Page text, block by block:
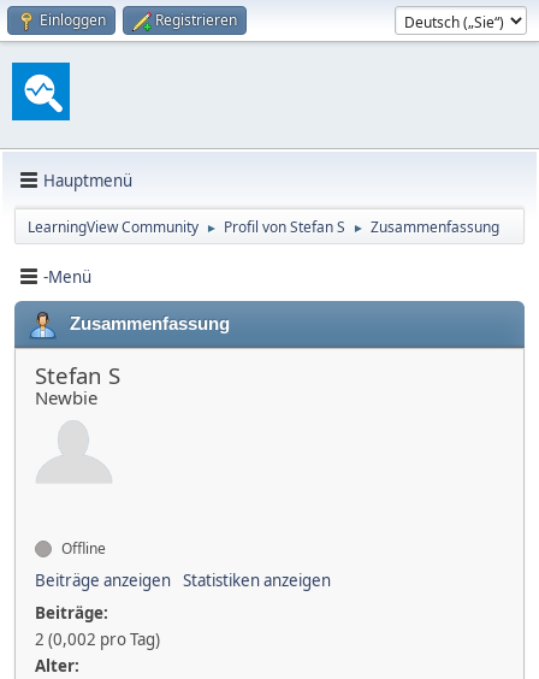
Einloggen Registrieren
Hauptmenü
LearningView Community ► Profil von Stefan S ► Zusammenfassung
-Menü
Zusammenfassung
Stefan S
Newbie
Offline
Beiträge anzeigen Statistiken anzeigen
Beiträge:
2 (0,002 pro Tag)
Alter: